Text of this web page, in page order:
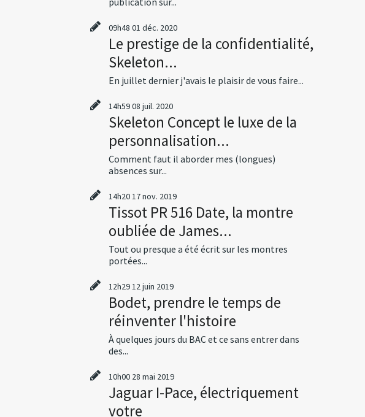
09h48 01 déc. 2020
Le prestige de la confidentialité,
Skeleton...
En juillet dernier j'avais le plaisir de vous faire...
14h5908 juil. 2020
Skeleton Concept le luxe de la
personnalisation...
Comment faut il aborder mes (longues)
absences sur...
14h2017nov. 2019
Tissot PR 516 Date, la montre
oubliée de James...
Tout ou presque a été écrit sur les montres
portées...
12h2912juin 2019
Bodet, prendre le temps de
réinventer l'histoire
À quelques jours du BAC et ce sans entrer dans
des...
10h00 28 mai 2019
Jaguar I-Pace, électriquement
votre